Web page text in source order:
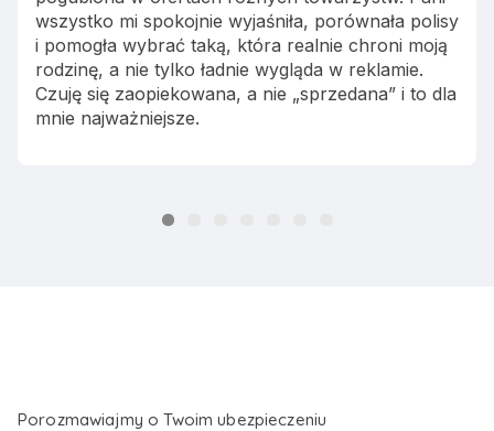
wszystko mi spokojnie wyjaśniła, porównała polisy
i pomogła wybrać taką, która realnie chroni moją
rodzinę, a nie tylko ładnie wygląda w reklamie.
Czuję się zaopiekowana, a nie „sprzedana” i to dla
mnie najważniejsze.
Porozmawiajmy o Twoim ubezpieczeniu